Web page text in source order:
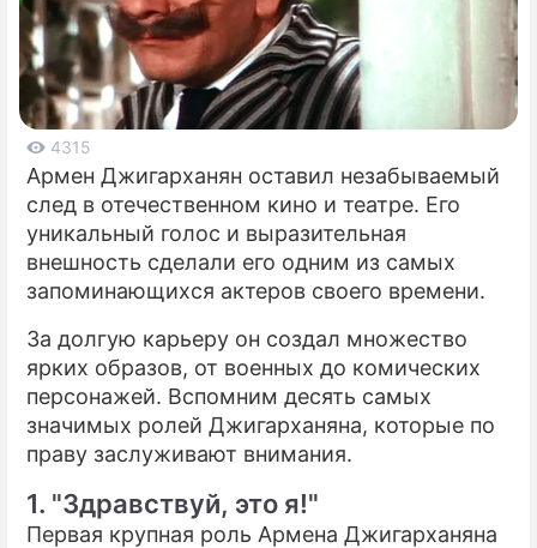
СТИЛЬ ЖИЗНИ
СЕРИАЛЫ
ИГРЫ
ПРЕСС-РЕЛИЗЫ
О ПРОЕКТЕ
4315
Армен Джигарханян оставил незабываемый
след в отечественном кино и театре. Его
уникальный голос и выразительная
внешность сделали его одним из самых
запоминающихся актеров своего времени.
За долгую карьеру он создал множество
ярких образов, от военных до комических
персонажей. Вспомним десять самых
значимых ролей Джигарханяна, которые по
праву заслуживают внимания.
1. "Здравствуй, это я!"
Первая крупная роль Армена Джигарханяна